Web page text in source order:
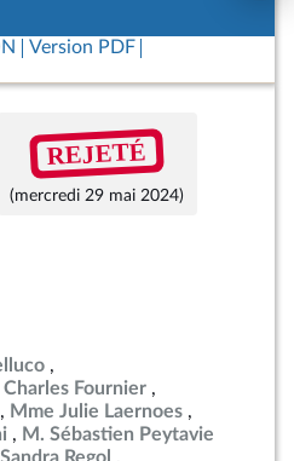
Version PDF
REJETÉ
(mercredi 29 mai 2024)
Charles Fournier
Mme Julie Laernoes
M. Sébastien Peytavie